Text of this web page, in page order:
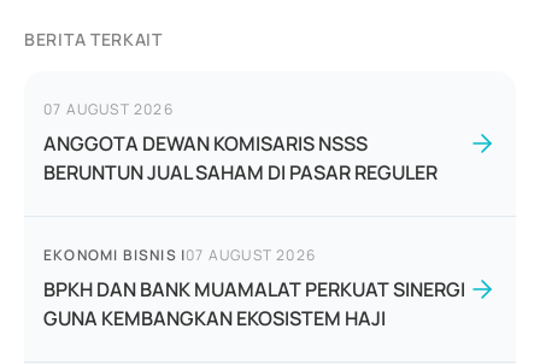
BERITA TERKAIT
07 AUGUST 2026
ANGGOTA DEWAN KOMISARIS NSSS
BERUNTUN JUAL SAHAM DI PASAR REGULER
EKONOMI BISNIS |07 AUGUST 2026
BPKH DAN BANK MUAMALAT PERKUAT SINERGI
GUNA KEMBANGKAN EKOSISTEM HAJI